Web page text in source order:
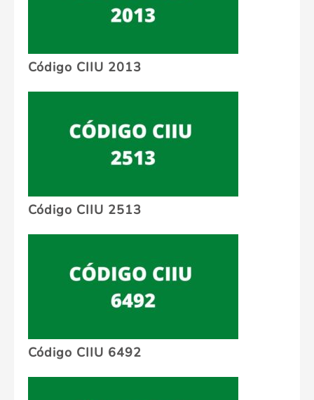
Código CIIU 2013
Código CIIU 2513
Código CIIU 6492